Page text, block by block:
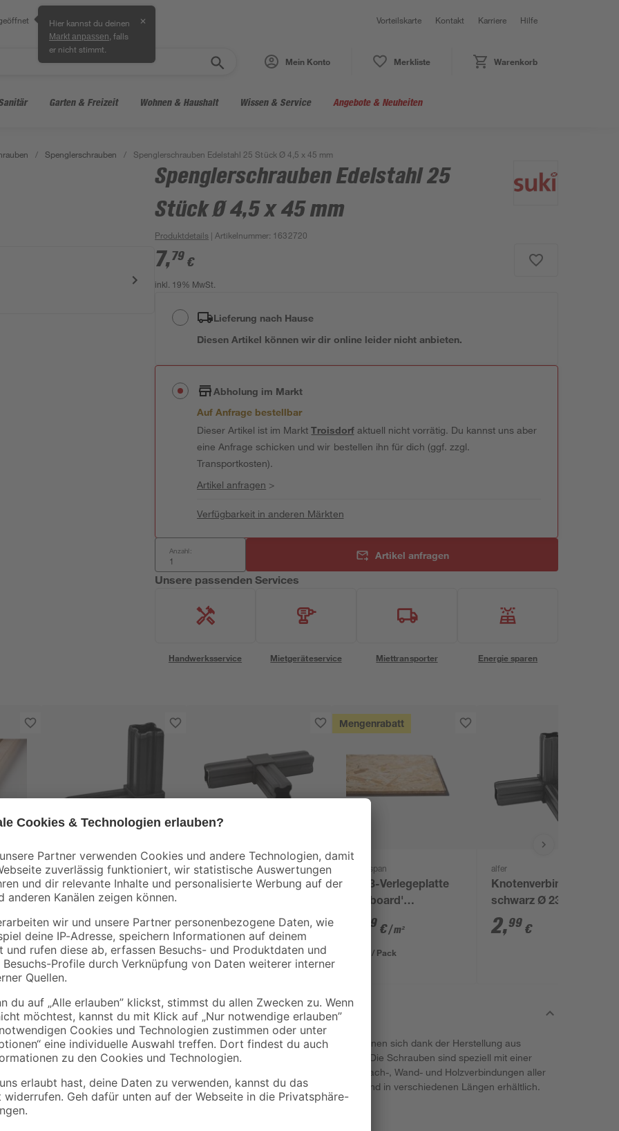
Hier kannst du deinen
Markt anpassen , falls
er nicht stimmt.
✕ Vorteilskarte Kontakt Karriere Hilfe
Mein Konto Merkliste Warenkorb
Garten & Freizeit Wohnen & Haushalt Wissen & Service Angebote & Neuheiten
/ Spenglerschrauben / Spenglerschrauben Edelstahl 25 Stück Ø 4,5 x 45 mm
Spenglerschrauben Edelstahl 25
Stück Ø 4,5 x 45 mm
Produktdetails | Artikelnummer: 1632720
7,79 €
inkl. 19% MwSt.
Lieferung nach Hause
Diesen Artikel können wir dir online leider nicht anbieten.
Abholung im Markt
Auf Anfrage bestellbar
Dieser Artikel ist im MarktTroisdorfaktuell nicht vorrätig. Du kannst uns aber
eine Anfrage schicken und wir bestellen ihn für dich (ggf. zzgl.
Transportkosten).
Artikel anfragen >
Verfügbarkeit in anderen Märkten
Anzahl: Artikel anfragen
Unsere passenden Services
Handwerksservice Mietgeräteservice Miettransporter Energie sparen
x
alfer
Winkelverbinder 90°
2,35 cm
1, 99 €
alfer
T-Verbinder Ø 23,5
2,49€
Mengenrabatt
Kronospan
OSB3-Verlegeplatte
'Cityboard'
ungeschliffen 1690 x
634 x 12 mm
99 €/ m²
6,41 € / Pack
alfer
Knotenverbinder
schwarz Ø 23,5 mm
2,99 €
Die Spenglerschrauben aus dem Hause Suki eignen sich dank der Herstellung aus
Edelstahl für die Verwendung im Außenbereich. Die Schrauben sind speziell mit einer
Dichtscheibe ausgestattet und eignen sich für Dach-, Wand- und Holzverbindungen aller
Art. Die Spenglerschrauben sind im 25er-Pack und in verschiedenen Längen erhältlich.